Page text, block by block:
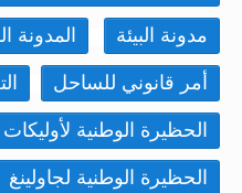
مدونة البيئة المدونة
أمر قانوني للساحل
الحظيرة الوطنية لأوليكات
الحظيرة الوطنية لجاولينغ